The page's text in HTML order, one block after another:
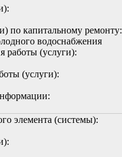
по капитальному ремонту:
водоснабжения
работы (услуги):
(услуги):
элемента (системы):